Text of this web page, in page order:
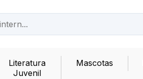
Literatura
Juvenil
Mascotas